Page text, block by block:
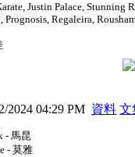
Justin Palace, Stunning
Prognosis, Regaleira,
2024 04:29 PM 資料 文
- 馬昆
- 莫雅